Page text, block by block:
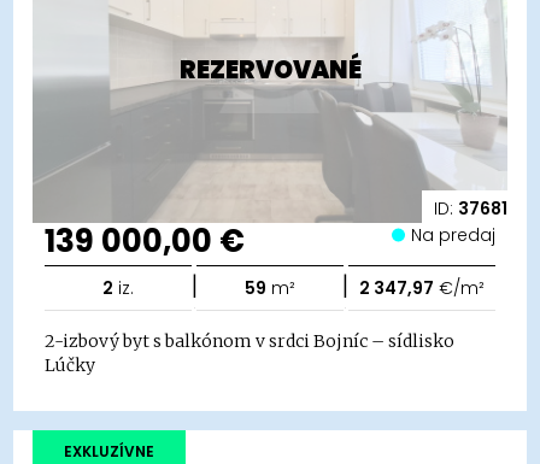
REZERVOVANÉ
ID: 37681
139 000,00 € Na predaj
2 iz. | 59 m² | 2 347,97 €/m²
2-izbový byt s balkónom v srdci Bojníc – sídlisko
Lúčky
EXKLUZÍVNE